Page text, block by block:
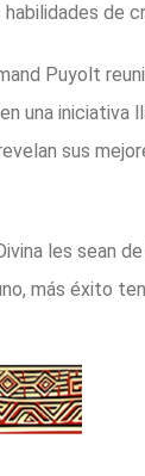
de
Puyolt
una iniciativa
sus
les sean
más éxito